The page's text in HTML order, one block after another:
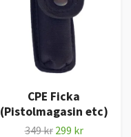
CPE Ficka
(Pistolmagasin etc)
349 kr 299 kr